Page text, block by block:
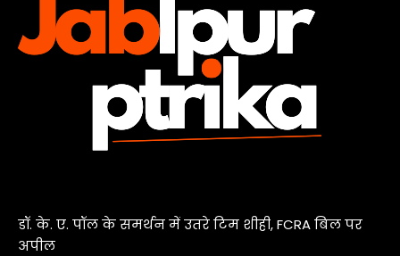
डॉ. के. ए. पॉल के समर्थन में उतरे टिम शीही, FCRA बिल पर
अपील